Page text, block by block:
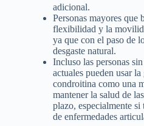
adicional.
Personas mayores que
flexibilidad y la
ya que con el paso de
desgaste natural.
Incluso las personas
actuales pueden usar
condroitina como una
mantener la salud de
plazo, especialmente
de enfermedades